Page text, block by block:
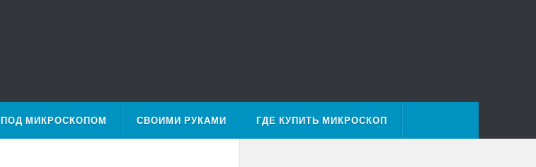
ПОД МИКРОСКОПОМ СВОИМИ РУКАМИ ГДЕ КУПИТЬ МИКРОСКОП